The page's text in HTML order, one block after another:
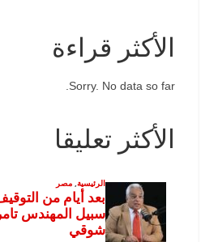
الأكثر قراءة
Sorry. No data so far.
الأكثر تعليقا